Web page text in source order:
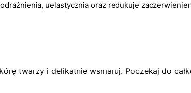
uelastycznia oraz redukuje
twarzy i delikatnie wsmaruj. Poczekaj do